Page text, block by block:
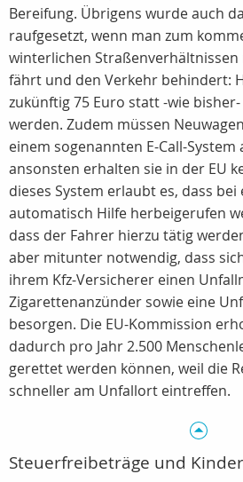
Bereifung. Übrigens wurde auch
raufgesetzt, wenn man zum
winterlichen
fährt und den Verkehr behindert:
zukünftig 75 Euro statt -wie
werden. Zudem müssen
einem sogenannten E-Call-
ansonsten erhalten sie in der EU
dieses System erlaubt es, dass bei
automatisch Hilfe herbeigerufen
dass der Fahrer hierzu tätig
aber mitunter notwendig, dass
ihrem Kfz-Versicherer einen
Zigarettenanzünder sowie eine
besorgen. Die EU-Kommission
dadurch pro Jahr 2.500
gerettet werden können, weil die
schneller am Unfallort eintreffen.
Steuerfreibeträge und